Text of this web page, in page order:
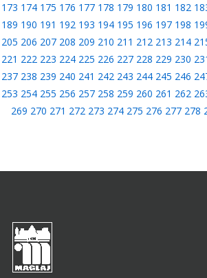
173 174 175 176 177 178 179 180 181 182
189 190 191 192 193 194 195 196 197 198
205 206 207 208 209 210 211 212 213 214
221 222 223 224 225 226 227 228 229 230
237 238 239 240 241 242 243 244 245 246
253 254 255 256 257 258 259 260 261 262
269 270 271 272 273 274 275 276 277 278